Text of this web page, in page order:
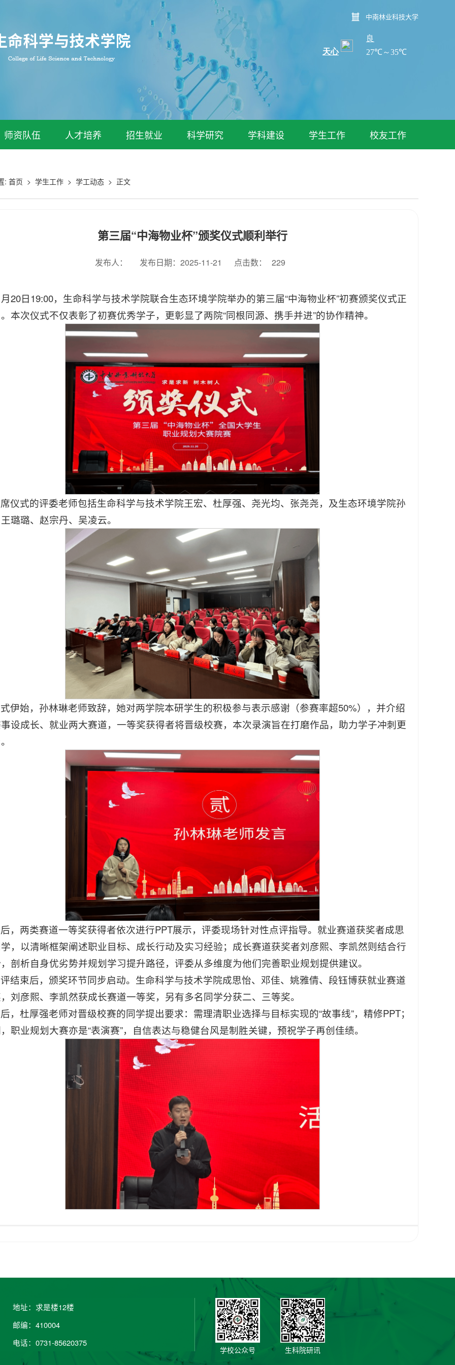
中南林业科技大学
师资队伍 人才培养 招生就业 科学研究 学科建设 学生工作 校友工作
: 首页 > 学生工作 > 学工动态 > 正文
第三届“中海物业杯”颁奖仪式顺利举行
发布人： 发布日期：2025-11-21 点击数： 229
20日19:00，生命科学与技术学院联合生态环境学院举办的第三届“中海物业杯”初赛颁奖仪式正
本次仪式不仅表彰了初赛优秀学子，更彰显了两院“同根同源、携手并进”的协作精神。
仪式的评委老师包括生命科学与技术学院王宏、杜厚强、尧光均、张尧尧，及生态环境学院孙
璐璐、赵宗丹、吴凌云。
伊始，孙林琳老师致辞，她对两学院本研学生的积极参与表示感谢（参赛率超50%），并介绍
设成长、就业两大赛道，一等奖获得者将晋级校赛，本次录演旨在打磨作品，助力学子冲刺更
，两类赛道一等奖获得者依次进行PPT展示，评委现场针对性点评指导。就业赛道获奖者成思
，以清晰框架阐述职业目标、成长行动及实习经验；成长赛道获奖者刘彦熙、李凯然则结合行
剖析自身优劣势并规划学习提升路径，评委从多维度为他们完善职业规划提供建议。
结束后，颁奖环节同步启动。生命科学与技术学院成思怡、邓佳、姚雅倩、段钰博获就业赛道
刘彦熙、李凯然获成长赛道一等奖，另有多名同学分获二、三等奖。
，杜厚强老师对晋级校赛的同学提出要求：需理清职业选择与目标实现的“故事线”，精修PPT；
职业规划大赛亦是“表演赛”，自信表达与稳健台风是制胜关键，预祝学子再创佳绩。
地址：求是楼12楼
邮编：410004
电话：0731-85620375
学校公众号 生科院研讯